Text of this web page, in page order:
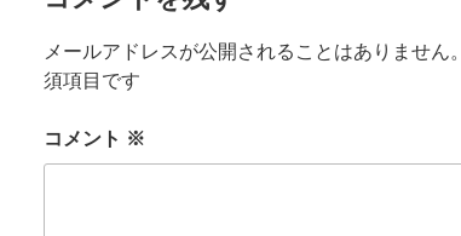
メールアドレスが公開されることはありません。
須項目です
コメント ※